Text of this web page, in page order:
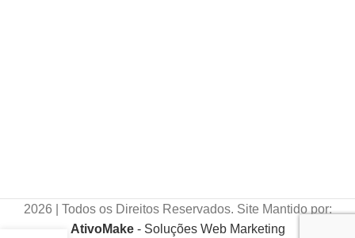
2026 | Todos os Direitos Reservados. Site Mantido por:
AtivoMake- Soluções Web Marketing